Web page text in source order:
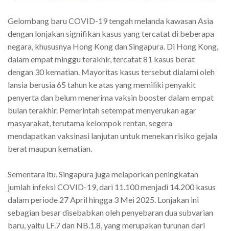
Gelombang baru COVID-19 tengah melanda kawasan Asia
dengan lonjakan signifikan kasus yang tercatat di beberapa
negara, khususnya Hong Kong dan Singapura. Di Hong Kong,
dalam empat minggu terakhir, tercatat 81 kasus berat
dengan 30 kematian. Mayoritas kasus tersebut dialami oleh
lansia berusia 65 tahun ke atas yang memiliki penyakit
penyerta dan belum menerima vaksin booster dalam empat
bulan terakhir. Pemerintah setempat menyerukan agar
masyarakat, terutama kelompok rentan, segera
mendapatkan vaksinasi lanjutan untuk menekan risiko gejala
berat maupun kematian.
Sementara itu, Singapura juga melaporkan peningkatan
jumlah infeksi COVID-19, dari 11.100 menjadi 14.200 kasus
dalam periode 27 April hingga 3 Mei 2025. Lonjakan ini
sebagian besar disebabkan oleh penyebaran dua subvarian
baru, yaitu LF.7 dan NB.1.8, yang merupakan turunan dari